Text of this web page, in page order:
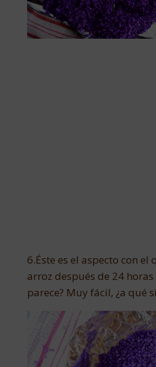
6.Éste es el aspecto con el
arroz después de 24 horas
parece? Muy fácil, ¿a qué